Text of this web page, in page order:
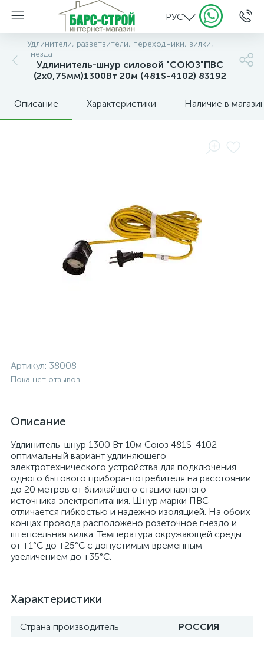
РУС
Удлинители, разветвители, переходники, вилки,
гнезда
Удлинитель-шнур силовой "СОЮЗ"ПВС
(2х0,75мм)1300Вт 20м (481S-4102) 83192
Описание Характеристики Наличие в
Артикул: 38008
Пока нет отзывов
Описание
Удлинитель-шнур 1300 Вт 10м Союз 481S-4102 -
оптимальный вариант удлиняющего
электротехнического устройства для подключения
одного бытового прибора-потребителя на расстоянии
до 20 метров от ближайшего стационарного
источника электропитания. Шнур марки ПВС
отличается гибкостью и надежно изоляцией. На обоих
концах провода расположено розеточное гнездо и
штепсельная вилка. Температура окружающей среды
от +1°С до +25°С с допустимым временным
увеличением до +35°С.
Характеристики
Страна производитель РОССИЯ